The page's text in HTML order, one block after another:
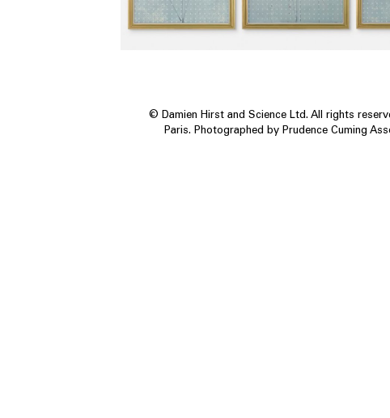
© Damien Hirst and Science Ltd. All rights
Paris. Photographed by Prudence Cuming